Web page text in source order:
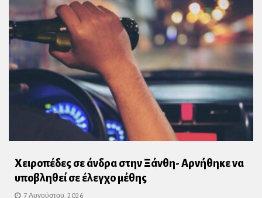
Χειροπέδες σε άνδρα στην Ξάνθη- Αρνήθηκε να
υποβληθεί σε έλεγχο μέθης
7 Αυγούστου, 2026